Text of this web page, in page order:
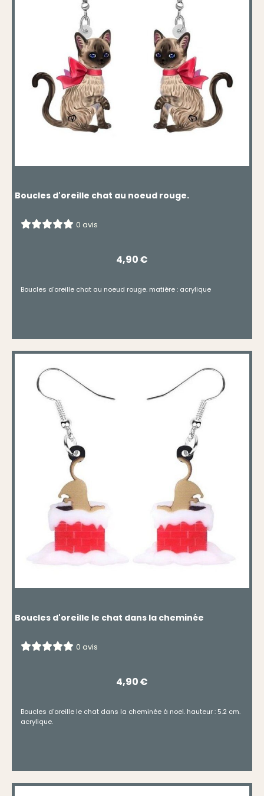
Boucles d'oreille chat au noeud rouge.
0 avis
4,90€
Boucles d'oreille chat au noeud rouge. matière : acrylique
Boucles d'oreille le chat dans la cheminée
0 avis
4,90€
Boucles d'oreille le chat dans la cheminée à noel. hauteur : 5.2 cm.
acrylique.